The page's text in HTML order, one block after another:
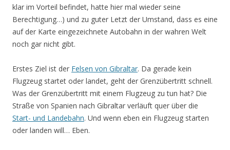
klar im Vorteil befindet, hatte hier mal wieder seine
Berechtigung…) und zu guter Letzt der Umstand, dass es eine
auf der Karte eingezeichnete Autobahn in der wahren Welt
noch gar nicht gibt.
Erstes Ziel ist der Felsen von Gibraltar. Da gerade kein
Flugzeug startet oder landet, geht der Grenzübertritt schnell.
Was der Grenzübertritt mit einem Flugzeug zu tun hat? Die
Straße von Spanien nach Gibraltar verläuft quer über die
Start- und Landebahn. Und wenn eben ein Flugzeug starten
oder landen will… Eben.